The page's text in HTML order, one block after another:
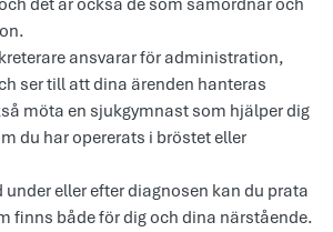
det är också de som samordnar och
ansvarar för administration,
ser till att dina ärenden hanteras
möta en sjukgymnast som hjälper dig
du har opererats i bröstet eller
eller efter diagnosen kan du prata
finns både för dig och dina närstående.